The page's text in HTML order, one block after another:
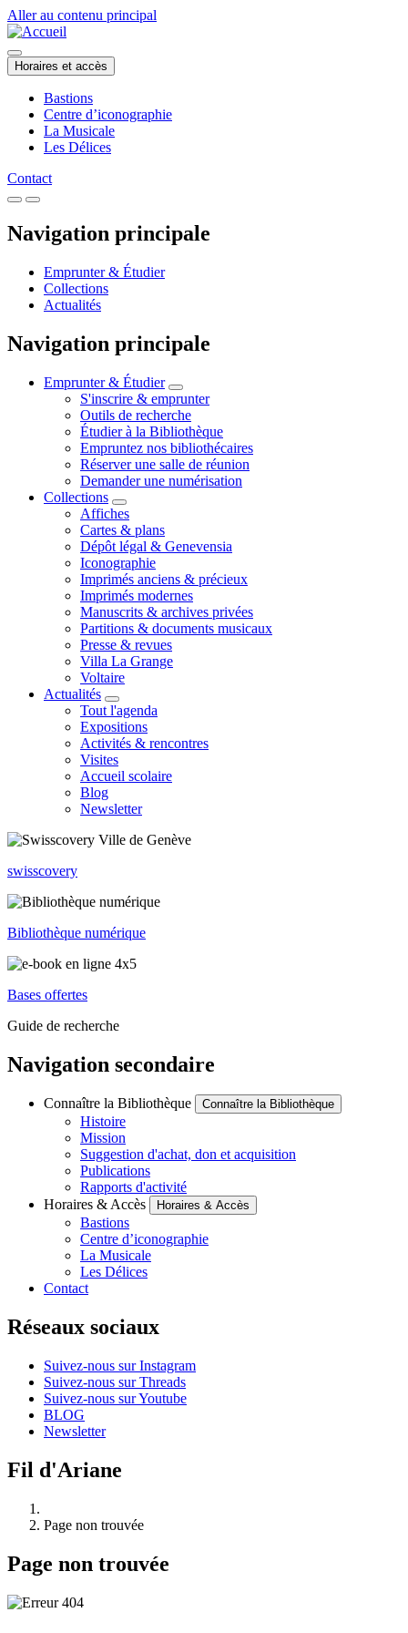
Aller au contenu principal
Horaires et accès
Bastions
Centre d’iconographie
La Musicale
Les Délices
Contact
Navigation principale
Emprunter & Étudier
Collections
Actualités
Navigation principale
Emprunter & Étudier
S'inscrire & emprunter
Outils de recherche
Étudier à la Bibliothèque
Empruntez nos bibliothécaires
Réserver une salle de réunion
Demander une numérisation
Collections
Affiches
Cartes & plans
Dépôt légal & Genevensia
Iconographie
Imprimés anciens & précieux
Imprimés modernes
Manuscrits & archives privées
Partitions & documents musicaux
Presse & revues
Villa La Grange
Voltaire
Actualités
Tout l'agenda
Expositions
Activités & rencontres
Visites
Accueil scolaire
Blog
Newsletter
swisscovery
Bibliothèque numérique
Bases offertes
Guide de recherche
Navigation secondaire
Connaître la Bibliothèque Connaître la Bibliothèque
Histoire
Mission
Suggestion d'achat, don et acquisition
Publications
Rapports d'activité
Horaires & Accès
Horaires & Accès
Bastions
Centre d’iconographie
La Musicale
Les Délices
Contact
Réseaux sociaux
Suivez-nous sur Instagram
Suivez-nous sur Threads
Suivez-nous sur Youtube
BLOG
Newsletter
Fil d'Ariane
Page non trouvée
Page non trouvée